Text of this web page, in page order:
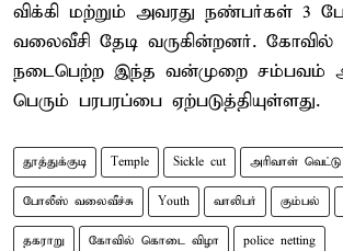
விக்கி மற்றும் அவரது நண்பர்கள் 3
வலைவீசி தேடி வருகின்றனர். கோவில்
நடைபெற்ற இந்த வன்முறை சம்பவம்
பெரும் பரபரப்பை ஏற்படுத்தியுள்ளது.
தூத்துக்குடி Temple Sickle cut அரிவாள் வெட்டு
போலீஸ் வலைவீச்சு Youth வாலிபர் கும்பல்
தகராறு கோவில் கொடை விழா police netting